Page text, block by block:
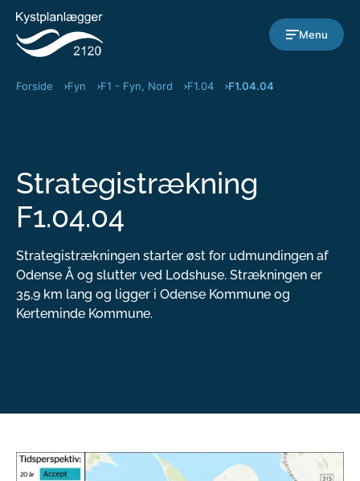
Menu
Forside Fyn F1 - Fyn, Nord F1.04 F1.04.04
Strategistrækning
F1.04.04
Strategistrækningen starter øst for udmundingen af
Odense Å og slutter ved Lodshuse. Strækningen er
35,9 km lang og ligger i Odense Kommune og
Kerteminde Kommune.